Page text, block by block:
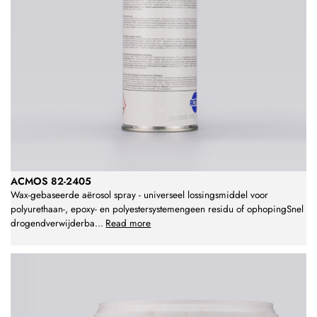
ACMOS 82-2405
Wax-gebaseerde aërosol spray - universeel lossingsmiddel voor
polyurethaan-, epoxy- en polyestersystemengeen residu of ophopingSnel
drogendverwijderba... Read more